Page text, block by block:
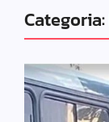
Categoria: